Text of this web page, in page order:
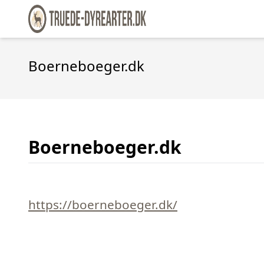
Boerneboeger.dk
Boerneboeger.dk
https://boerneboeger.dk/